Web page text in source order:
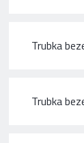
Trubka
Trubka